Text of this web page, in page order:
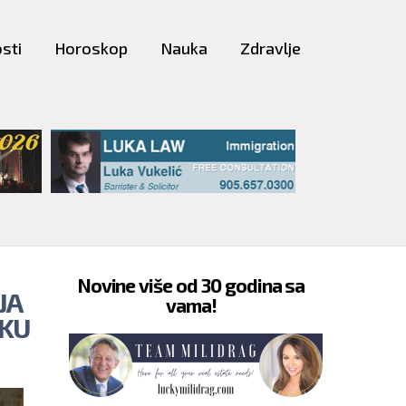
Horoskop Nauka Zdravlje
Novine više od 30 godina sa
vama!